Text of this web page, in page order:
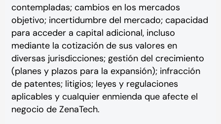
contempladas; cambios en los mercados
objetivo; incertidumbre del mercado; capacidad
para acceder a capital adicional, incluso
mediante la cotización de sus valores en
diversas jurisdicciones; gestión del crecimiento
(planes y plazos para la expansión); infracción
de patentes; litigios; leyes y regulaciones
aplicables y cualquier enmienda que afecte el
negocio de ZenaTech.